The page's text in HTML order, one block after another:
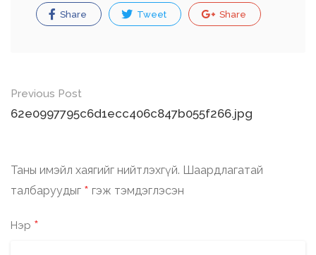
Share Tweet Share
Post
navigation
Previous Post
62e0997795c6d1ecc406c847b055f266.jpg
Таны имэйл хаягийг нийтлэхгүй. Шаардлагатай
талбаруудыг * гэж тэмдэглэсэн
Нэр *